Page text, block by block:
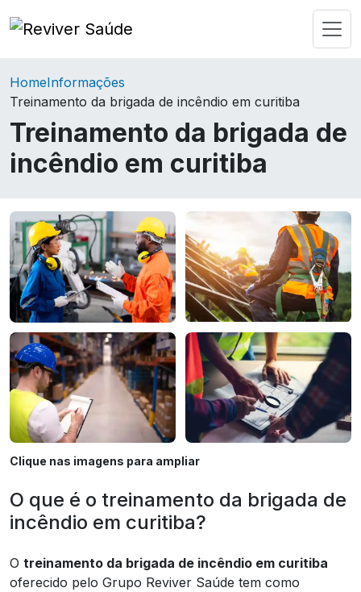
HomeInformações
Treinamento da brigada de incêndio em curitiba
Treinamento da brigada de
incêndio em curitiba
Clique nas imagens para ampliar
O que é o treinamento da brigada de
incêndio em curitiba?
O treinamento da brigada de incêndio em curitiba
oferecido pelo Grupo Reviver Saúde tem como